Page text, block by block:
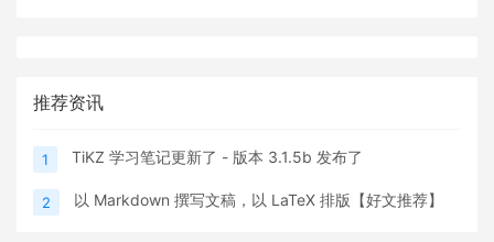
推荐资讯
1 TiKZ 学习笔记更新了 - 版本 3.1.5b 发布了
2 以 Markdown 撰写文稿，以 LaTeX 排版【好文推荐】